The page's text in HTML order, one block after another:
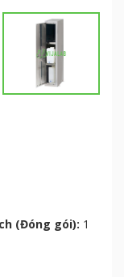
(Đóng gói): 1